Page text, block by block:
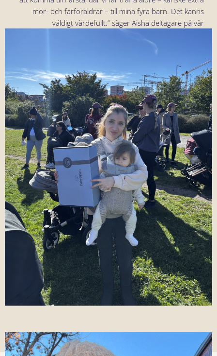
mor- och farföräldrar – till mina fyra barn. Det känns
väldigt värdefullt.” säger Aisha deltagare på vår